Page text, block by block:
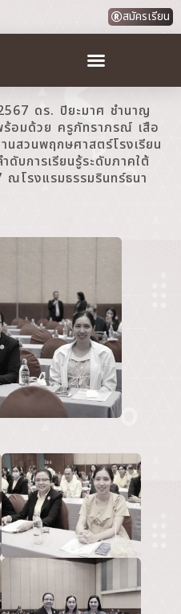
สมัครเรียน
ดร. ปิยะมาศ ชำนาญ
ร้อมด้วย ครูภัทราภรณ์ เสือ
นสวนพฤกษศาสตร์โรงเรียน
บการเรียนรู้ระดับภาคใต้
โรงแรมธรรมรินทร์ธนา